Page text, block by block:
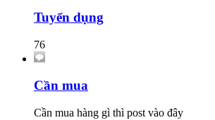
Tuyển dụng
76
Cần mua
Cần mua hàng gì thì post vào đây